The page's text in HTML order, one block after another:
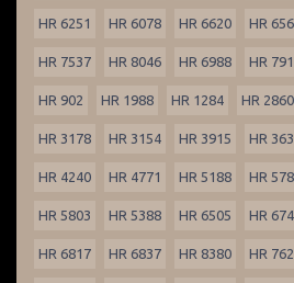
HR 6251 HR 6078 HR 6620 HR
HR 7537 HR 8046 HR 6988 HR 791
HR 902 HR 1988 HR 1284 HR 2860
HR 3178 HR 3154 HR 3915 HR
HR 4240 HR 4771 HR 5188 HR
HR 5803 HR 5388 HR 6505 HR
HR 6817 HR 6837 HR 8380 HR